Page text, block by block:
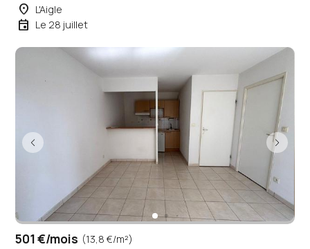
place L'Aigle
event Le 28 juillet
501 €/mois (13,8 €/m²)